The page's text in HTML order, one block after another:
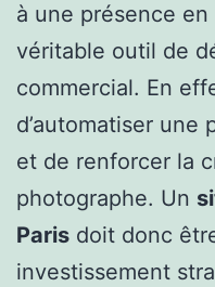
à une présence
véritable outil de
commercial. En
d’automatiser une
et de renforcer la
photographe. Un
Paris doit donc
investissement